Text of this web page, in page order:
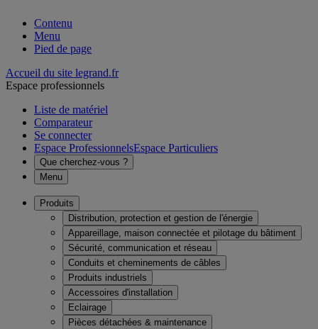
Contenu
Menu
Pied de page
Accueil du site legrand.fr
Espace professionnels
Liste de matériel
Comparateur
Se connecter
Espace ProfessionnelsEspace Particuliers
Que cherchez-vous ?
Menu
Produits
Distribution, protection et gestion de l'énergie
Appareillage, maison connectée et pilotage du bâtiment
Sécurité, communication et réseau
Conduits et cheminements de câbles
Produits industriels
Accessoires d'installation
Eclairage
Pièces détachées & maintenance